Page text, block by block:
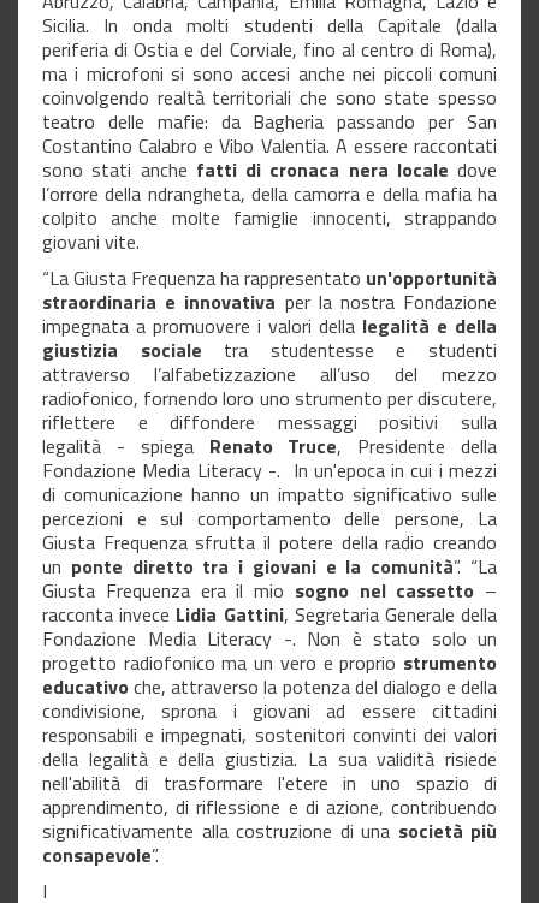
Sicilia. In onda molti studenti della Capitale (dalla
periferia di Ostia e del Corviale, fino al centro di Roma),
ma i microfoni si sono accesi anche nei piccoli comuni
coinvolgendo realtà territoriali che sono state spesso
teatro delle mafie: da Bagheria passando per San
Costantino Calabro e Vibo Valentia. A essere raccontati
sono stati anche fatti di cronaca nera locale dove
l’orrore della ndrangheta, della camorra e della mafia ha
colpito anche molte famiglie innocenti, strappando
giovani vite.
“La Giusta Frequenza ha rappresentato un'opportunità
straordinaria e innovativa per la nostra Fondazione
impegnata a promuovere i valori della legalità e della
giustizia sociale tra studentesse e studenti
attraverso l’alfabetizzazione all’uso del mezzo
radiofonico, fornendo loro uno strumento per discutere,
riflettere e diffondere messaggi positivi sulla
legalità - spiega Renato Truce, Presidente della
Fondazione Media Literacy -. In un'epoca in cui i mezzi
di comunicazione hanno un impatto significativo sulle
percezioni e sul comportamento delle persone, La
Giusta Frequenza sfrutta il potere della radio creando
un ponte diretto tra i giovani e la comunità”. “La
Giusta Frequenza era il mio sogno nel cassetto –
racconta invece Lidia Gattini, Segretaria Generale della
Fondazione Media Literacy -. Non è stato solo un
progetto radiofonico ma un vero e proprio strumento
educativo che, attraverso la potenza del dialogo e della
condivisione, sprona i giovani ad essere cittadini
responsabili e impegnati, sostenitori convinti dei valori
della legalità e della giustizia. La sua validità risiede
nell'abilità di trasformare l'etere in uno spazio di
apprendimento, di riflessione e di azione, contribuendo
significativamente alla costruzione di una società più
consapevole”.
I